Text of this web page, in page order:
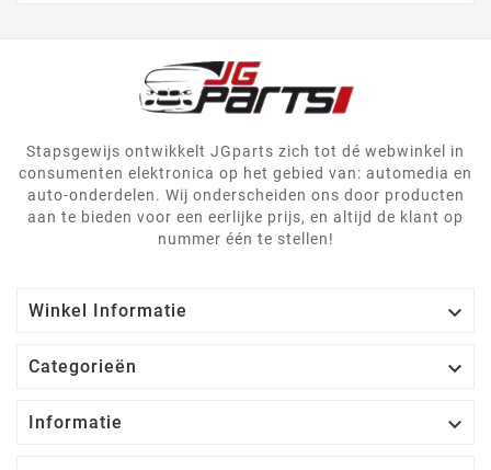
Stapsgewijs ontwikkelt JGparts zich tot dé webwinkel in
consumenten elektronica op het gebied van: automedia en
auto-onderdelen. Wij onderscheiden ons door producten
aan te bieden voor een eerlijke prijs, en altijd de klant op
nummer één te stellen!
Winkel Informatie 
Categorieën 
Informatie 